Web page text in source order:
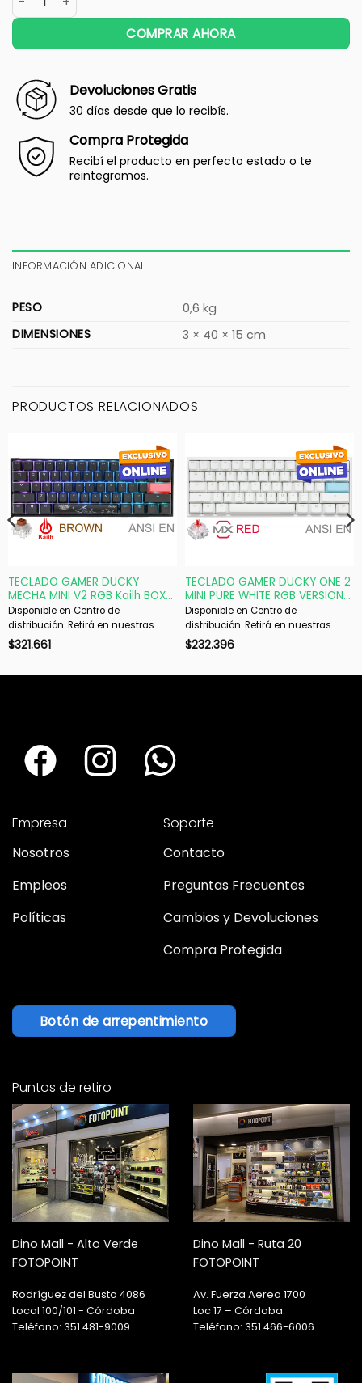
COMPRAR AHORA
Devoluciones Gratis
30 días desde que lo recibís.
Compra Protegida
Recibí el producto en perfecto estado o te
reintegramos.
INFORMACIÓN ADICIONAL
PESO
0,6 kg
DIMENSIONES
3 × 40 × 15 cm
PRODUCTOS RELACIONADOS
TECLADO GAMER DUCKY
MECHA MINI V2 RGB Kailh BOX
Brown PBT DOUBLE-SHOT
Disponible en Centro de
distribución. Retirá en nuestras
sucursales en 48 hs hábiles. Si es
$321.661
TECLADO GAMER DUCKY ONE 2
MINI PURE WHITE RGB VERSION
GAMING CHERRY MX RED
DOUBLE-SHOT PBT MECANICO
Disponible en Centro de
distribución. Retirá en nuestras
sucursales en 48 hs hábiles. Si es
$232.396
Empresa
Nosotros
Empleos
Políticas
Soporte
Contacto
Preguntas Frecuentes
Cambios y Devoluciones
Compra Protegida
Botón de arrepentimiento
Puntos de retiro
Dino Mall - Alto Verde
FOTOPOINT
Rodríguez del Busto 4086
Local 100/101 - Córdoba
Teléfono: 351 481-9009
Dino Mall - Ruta 20
FOTOPOINT
Av. Fuerza Aerea 1700
Loc 17 – Córdoba.
Teléfono: 351 466-6006